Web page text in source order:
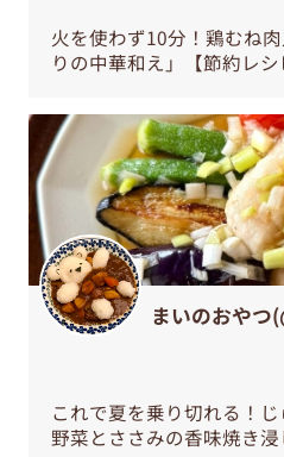
火を使わず10分！鶏むね
りの中華和え」【節約レシ
まいのおや
これで夏を乗り切れる！
野菜とささみの香味焼き浸